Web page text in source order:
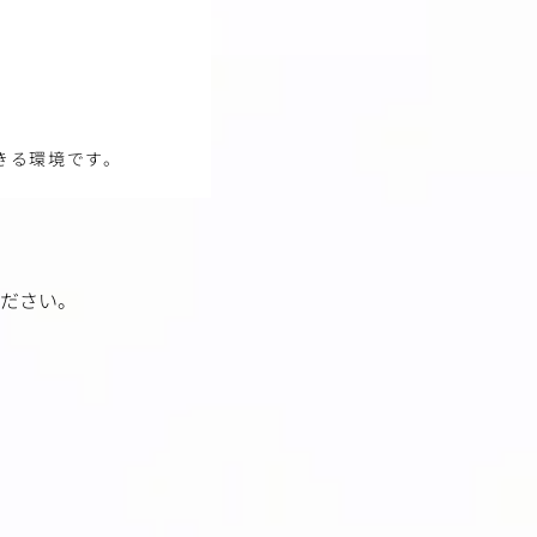
環境です。
さい。